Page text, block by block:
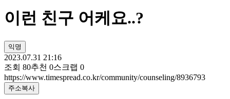
이런 친구 어케요..?
익명
2023.07.31 21:16
조회 80추천 0스크랩 0
https://www.timespread.co.kr/community/counseling/8936793
주소복사